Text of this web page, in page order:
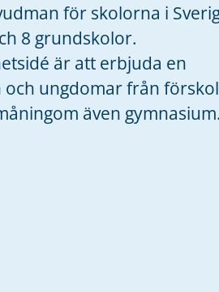
för skolorna i
8 grundskolor.
är att erbjuda en
ungdomar från
även gymnasium.